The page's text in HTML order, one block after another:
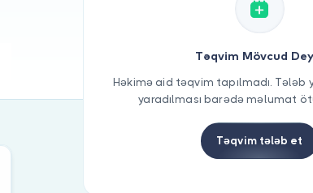
Təqvim Mövcud
Həkimə aid təqvim tapılmadı.
yaradılması barədə məlumat
Təqvim tələb et